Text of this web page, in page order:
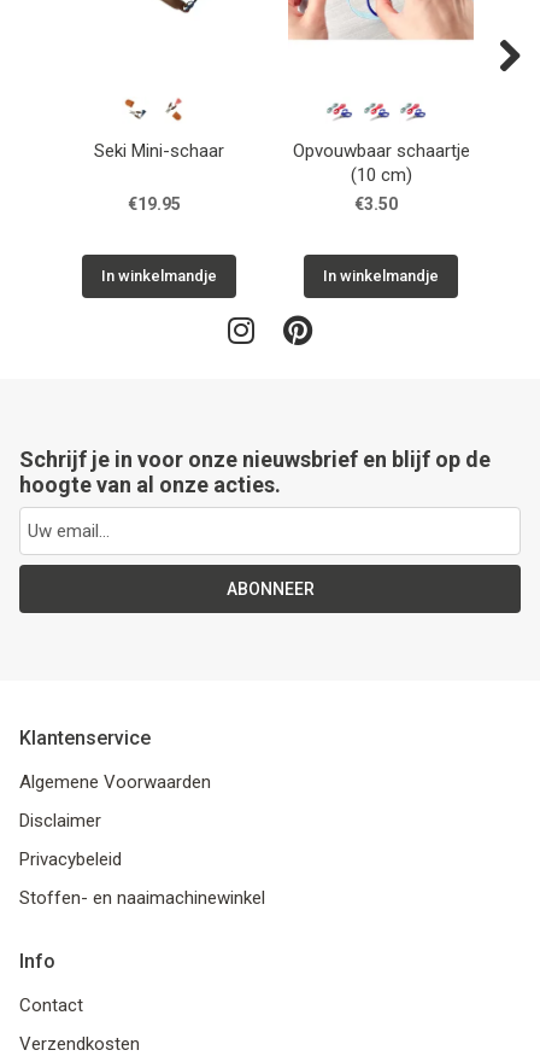
Seki Mini-schaar
€19.95
In winkelmandje
Opvouwbaar schaartje
(10 cm)
€3.50
In winkelmandje
Schrijf je in voor onze nieuwsbrief en blijf op de
hoogte van al onze acties.
ABONNEER
Klantenservice
Algemene Voorwaarden
Disclaimer
Privacybeleid
Stoffen- en naaimachinewinkel
Info
Contact
Verzendkosten